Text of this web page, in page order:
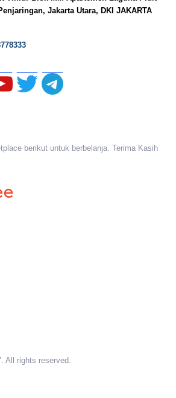
Jakarta Utara, DKI JAKARTA
berikut untuk berbelanja. Terima Kasih
All rights reserved.